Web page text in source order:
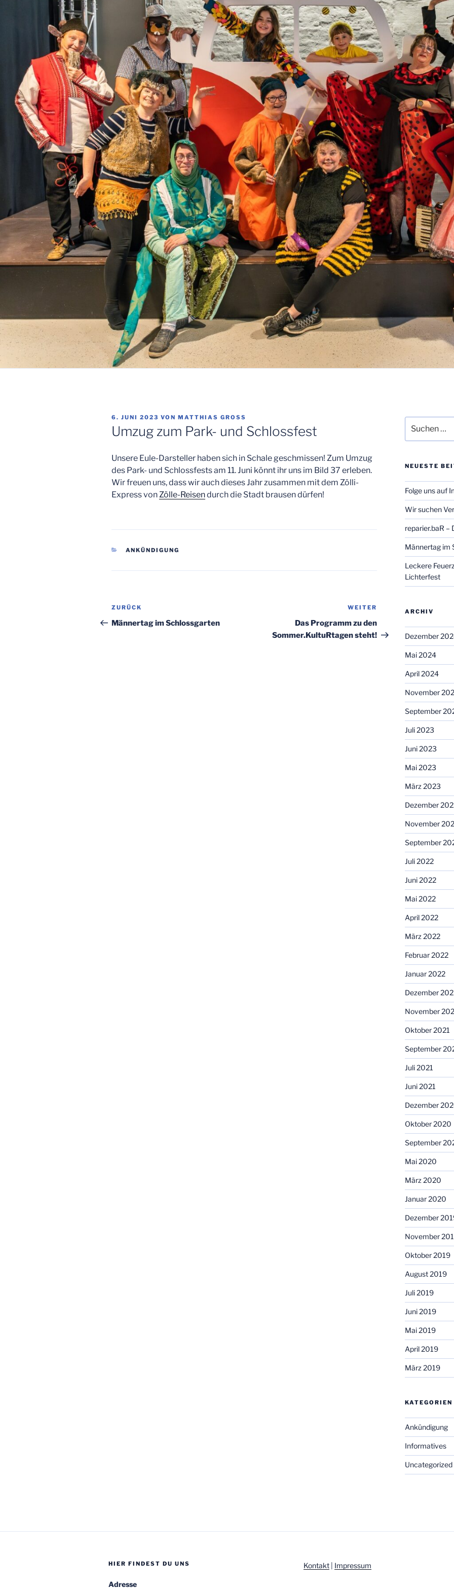
VERÖFFENTLICHT
AM
6. JUNI 2023 VON MATTHIAS GROSS
Umzug zum Park- und Schlossfest
Unsere Eule-Darsteller haben sich in Schale geschmissen! Zum Umzug
des Park- und Schlossfests am 11. Juni könnt ihr uns im Bild 37 erleben.
Wir freuen uns, dass wir auch dieses Jahr zusammen mit dem Zölli-
Express vonZölle-Reisendurch die Stadt brausen dürfen!
KATEGORIEN
ANKÜNDIGUNG
Beitragsnavigation
Vorheriger
Beitrag
ZURÜCK
Männertag im Schlossgarten
Nächster
Beitrag
WEITER
Das Programm zu den
Sommer.KultuRtagen steht!
nach:
NEUESTE
Folge uns auf
Wir suchen
reparier.baR –
Männertag im
Leckere
Lichterfest
ARCHIV
Dezember
Mai 2024
April 2024
November
September
Juli 2023
Juni 2023
Mai 2023
März 2023
Dezember
November
September
Juli 2022
Juni 2022
Mai 2022
April 2022
März 2022
Februar 2022
Januar 2022
Dezember
November
Oktober 2021
September
Juli 2021
Juni 2021
Dezember
Oktober 2020
September
Mai 2020
März 2020
Januar 2020
Dezember
November
Oktober 2019
August 2019
Juli 2019
Juni 2019
Mai 2019
April 2019
März 2019
KATEGORIEN
Ankündigung
Informatives
Uncategorized
HIER FINDEST DU UNS
Adresse
Kontakt| Impressum